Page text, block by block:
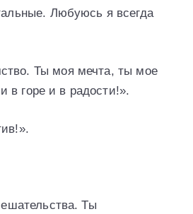
Любуюсь я всегда
Ты моя мечта, ты мое
в горе и в радости!».
Ты